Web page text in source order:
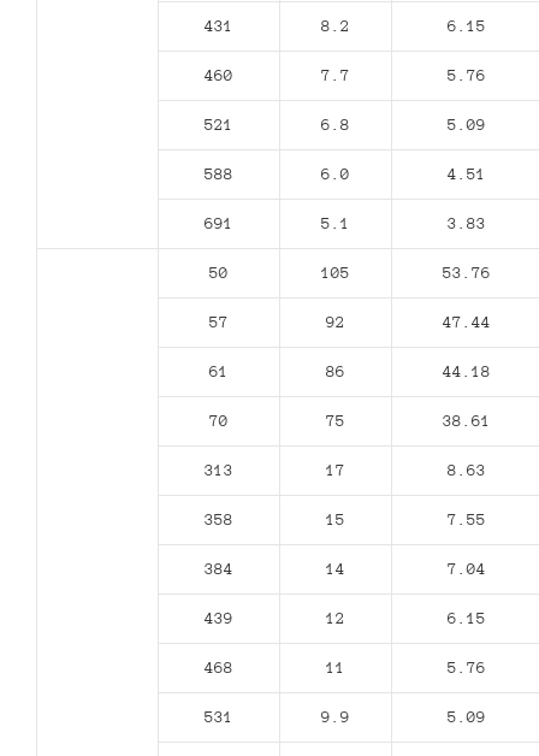
431 8.2 6.15
460 7.7 5.76
521 6.8 5.09
588 6.0 4.51
691 5.1 3.83
50 105 53.76
57 92 47.44
61 86 44.18
70 75 38.61
313 17 8.63
358 15 7.55
384 14 7.04
439 12 6.15
468 11 5.76
531 9.9 5.09